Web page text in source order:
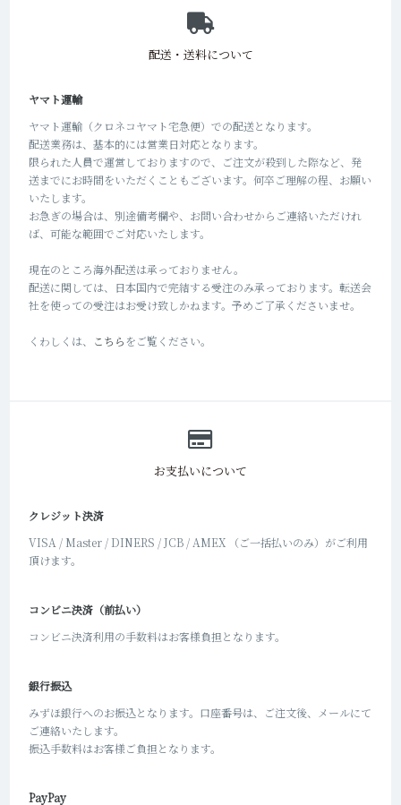
配送・送料について
ヤマト運輸
ヤマト運輸（クロネコヤマト宅急便）での配送となります。
配送業務は、基本的には営業日対応となります。
限られた人員で運営しておりますので、ご注文が殺到した際など、発
送までにお時間をいただくこともございます。何卒ご理解の程、お願い
いたします。
お急ぎの場合は、別途備考欄や、お問い合わせからご連絡いただけれ
ば、可能な範囲でご対応いたします。
現在のところ海外配送は承っておりません。
配送に関しては、日本国内で完結する受注のみ承っております。転送会
社を使っての受注はお受け致しかねます。予めご了承くださいませ。
くわしくは、 こちらをご覧ください。
お支払いについて
クレジット決済
VISA / Master / DINERS / JCB / AMEX （ご一括払いのみ）がご利用
頂けます。
コンビニ決済（前払い）
コンビニ決済利用の手数料はお客様負担となります。
銀行振込
みずほ銀行へのお振込となります。口座番号は、ご注文後、メールにて
ご連絡いたします。
振込手数料はお客様ご負担となります。
PayPay